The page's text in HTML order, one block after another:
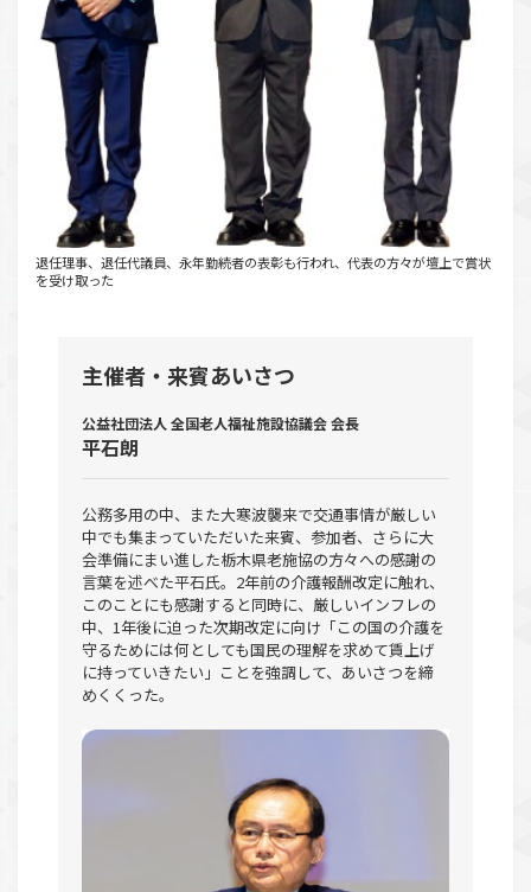
退任理事、退任代議員、永年勤続者の表彰も行われ、代表の方々が壇上で賞状
を受け取った
主催者・来賓あいさつ
公益社団法人 全国老人福祉施設協議会 会長
平石朗
公務多用の中、また大寒波襲来で交通事情が厳しい
中でも集まっていただいた来賓、参加者、さらに大
会準備にまい進した栃木県老施協の方々への感謝の
言葉を述べた平石氏。2年前の介護報酬改定に触れ、
このことにも感謝すると同時に、厳しいインフレの
中、1年後に迫った次期改定に向け「この国の介護を
守るためには何としても国民の理解を求めて賃上げ
に持っていきたい」ことを強調して、あいさつを締
めくくった。